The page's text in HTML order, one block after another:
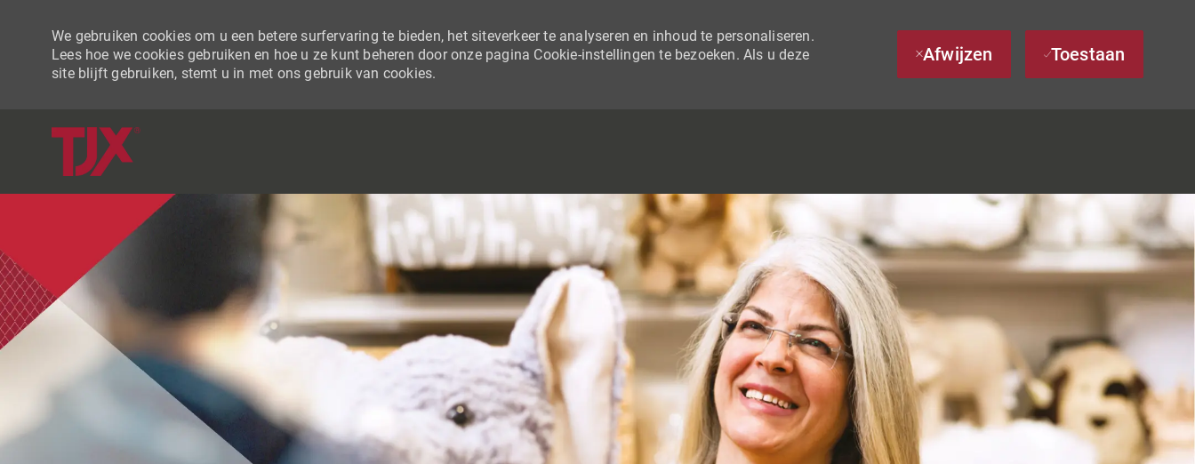
We gebruiken cookies om u een betere surfervaring te bieden, het siteverkeer te analyseren en inhoud te personaliseren.
Lees hoe we cookies gebruiken en hoe u ze kunt beheren door onze pagina Cookie-instellingen te bezoeken. Als u deze
site blijft gebruiken, stemt u in met ons gebruik van cookies.
Afwijzen Toestaan